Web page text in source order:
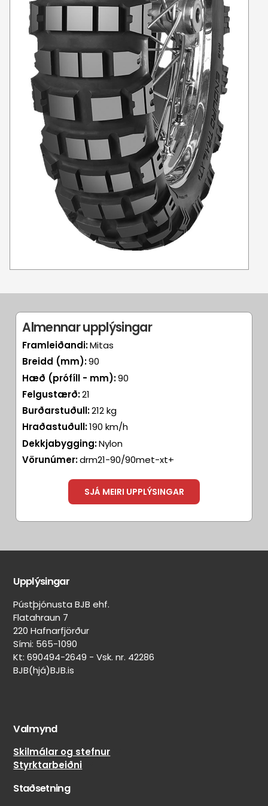
Almennar upplýsingar
Framleiðandi:Mitas
Breidd (mm):90
Hæð (prófíll - mm):90
Felgustærð:21
Burðarstuðull:212 kg
Hraðastuðull:190 km/h
Dekkjabygging:Nylon
Vörunúmer:drm21-90/90met-xt+
SJÁ MEIRI UPPLÝSINGAR
Aðrir
Nei
Aðrar
skipting
Upplýsingar
Pústþjónusta BJB ehf.
Flatahraun 7
220 Hafnarfjörður
Sími: 565-1090
Kt: 690494-2649 - Vsk. nr. 42286
BJB(hjá)BJB.is
Valmynd
Skilmálar og stefnur
Styrktarbeiðni
Staðsetning